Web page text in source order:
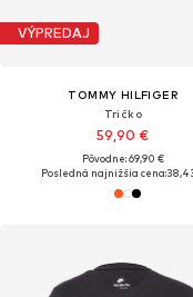
VÝPREDAJ
TOMMY HILFIGER
Tričko
59,90 €
Pôvodne: 69,90 €
Posledná najnižšia cena: